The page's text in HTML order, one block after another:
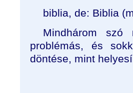
biblia, de: Biblia
Mindhárom szó
problémás, és
döntése, mint